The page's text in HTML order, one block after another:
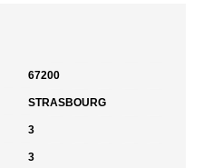
67200
STRASBOURG
3
3